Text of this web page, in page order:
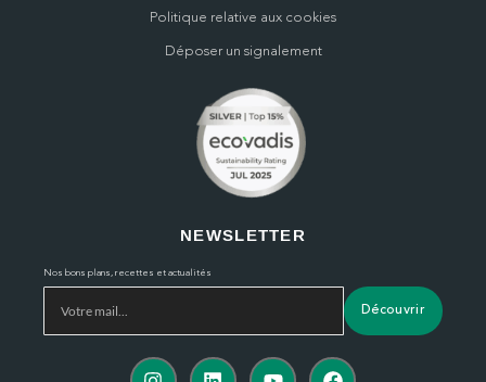
Politique relative aux cookies
Déposer un signalement
NEWSLETTER
Nos bons plans, recettes et actualités
Découvrir